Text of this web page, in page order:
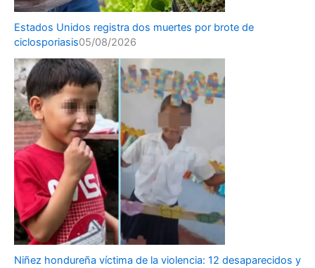
Estados Unidos registra dos muertes por brote de
ciclosporiasis05/08/2026
Niñez hondureña víctima de la violencia: 12 desaparecidos y